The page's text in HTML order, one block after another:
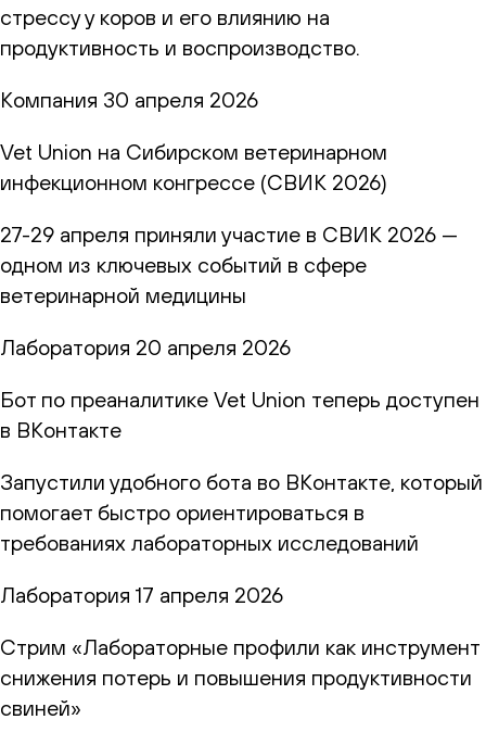
стрессу у коров и его влиянию на
продуктивность и воспроизводство.
Компания 30 апреля 2026
Vet Union на Сибирском ветеринарном
инфекционном конгрессе (СВИК 2026)
27-29 апреля приняли участие в СВИК 2026 —
одном из ключевых событий в сфере
ветеринарной медицины
Лаборатория 20 апреля 2026
Бот по преаналитике Vet Union теперь доступен
в ВКонтакте
Запустили удобного бота во ВКонтакте, который
помогает быстро ориентироваться в
требованиях лабораторных исследований
Лаборатория 17 апреля 2026
Стрим «Лабораторные профили как инструмент
снижения потерь и повышения продуктивности
свиней»